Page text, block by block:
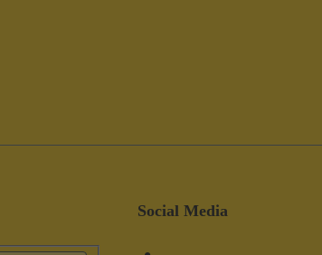
Social Media